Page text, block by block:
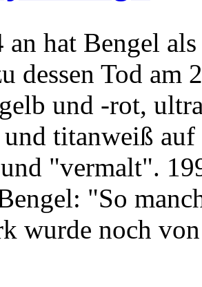
an hat Bengel
dessen Tod am
und -rot,
titanweiß
"vermalt".
"So
wurde noch